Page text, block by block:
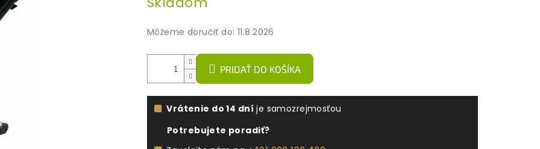
cena:
Môžeme doručiť do: 11.8.2026
PRIDAŤ DO KOŠÍKA
Vrátenie do 14 dní je samozrejmosťou
Potrebujete poradiť?